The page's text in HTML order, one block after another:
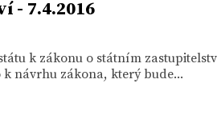
- 7.4.2016
k zákonu o státním
návrhu zákona, který bude...